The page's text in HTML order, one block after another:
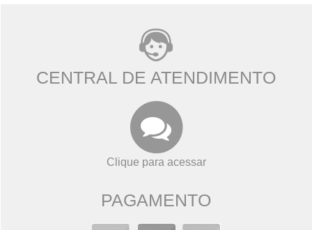
CENTRAL DE ATENDIMENTO
Clique para acessar
PAGAMENTO